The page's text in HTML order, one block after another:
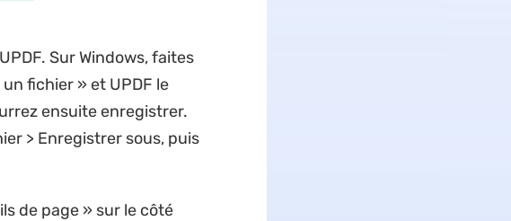
Sur Windows, faites
fichier » et UPDF le
ensuite enregistrer.
> Enregistrer sous, puis
de page » sur le côté